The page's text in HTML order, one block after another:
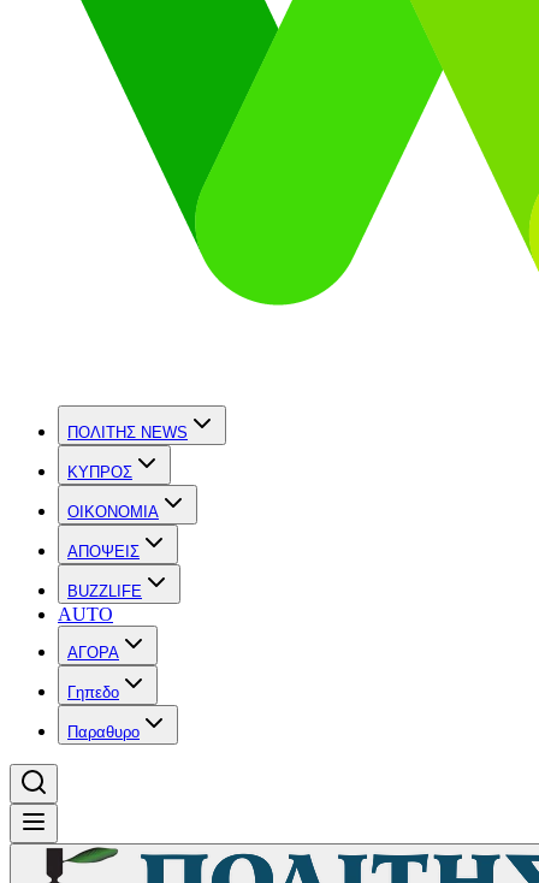
ΠΟΛΙΤΗΣ NEWS
ΚΥΠΡΟΣ
OIKONOMIA
ΑΠΟΨΕΙΣ
BUZZLIFE
AUTO
ΑΓΟΡΑ
Γηπεδο
Παραθυρο